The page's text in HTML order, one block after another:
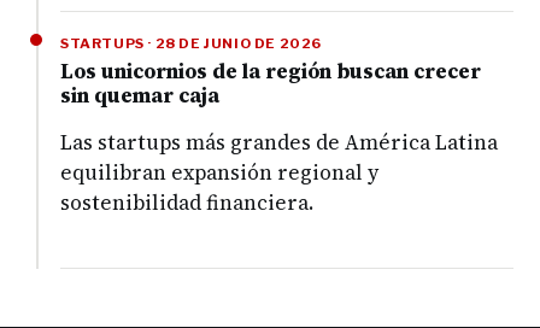
STARTUPS · 28 DE JUNIO DE 2026
Los unicornios de la región buscan crecer
sin quemar caja
Las startups más grandes de América Latina
equilibran expansión regional y
sostenibilidad financiera.